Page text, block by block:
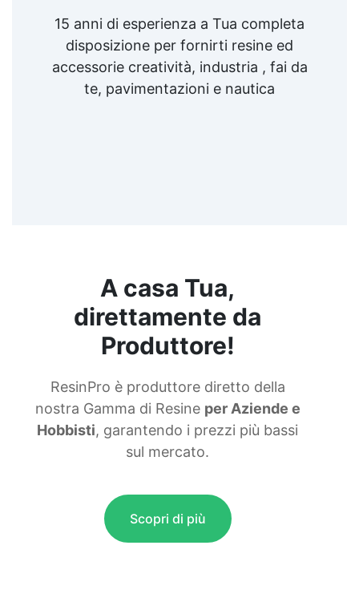
15 anni di esperienza a Tua completa
disposizione per fornirti resine ed
accessorie creatività, industria , fai da
te, pavimentazioni e nautica
A casa Tua,
direttamente da
Produttore!
ResinPro è produttore diretto della
nostra Gamma di Resine per Aziende e
Hobbisti, garantendo i prezzi più bassi
sul mercato.
Scopri di più